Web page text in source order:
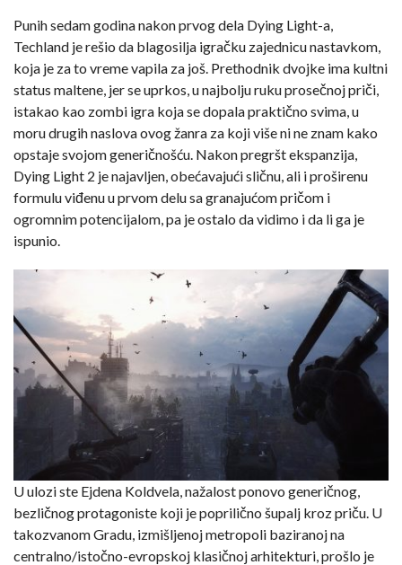
Punih sedam godina nakon prvog dela Dying Light-a,
Techland je rešio da blagosilja igračku zajednicu nastavkom,
koja je za to vreme vapila za još. Prethodnik dvojke ima kultni
status maltene, jer se uprkos, u najbolju ruku prosečnoj priči,
istakao kao zombi igra koja se dopala praktično svima, u
moru drugih naslova ovog žanra za koji više ni ne znam kako
opstaje svojom generičnošću. Nakon pregršt ekspanzija,
Dying Light 2 je najavljen, obećavajući sličnu, ali i proširenu
formulu viđenu u prvom delu sa granajućom pričom i
ogromnim potencijalom, pa je ostalo da vidimo i da li ga je
ispunio.
U ulozi ste Ejdena Koldvela, nažalost ponovo generičnog,
bezličnog protagoniste koji je poprilično šupalj kroz priču. U
takozvanom Gradu, izmišljenoj metropoli baziranoj na
centralno/istočno-evropskoj klasičnoj arhitekturi, prošlo je